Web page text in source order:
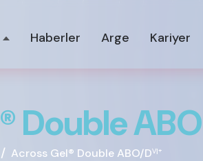
Haberler Arge Kariyer
®DoubleABO
Across Gel® Double ABO/Dⱽᴵ⁺